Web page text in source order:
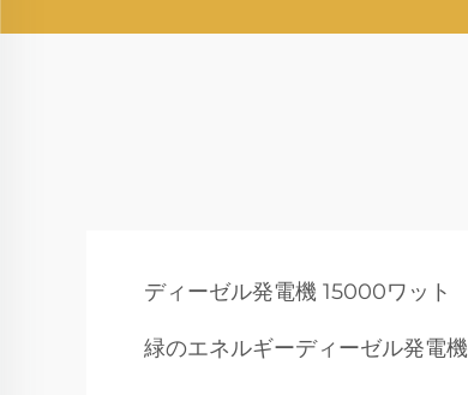
ディーゼル発電機 15000ワット
緑のエネルギーディーゼル発電機